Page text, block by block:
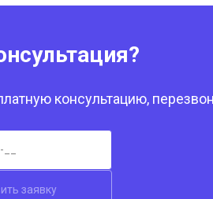
консультацию,
заявку